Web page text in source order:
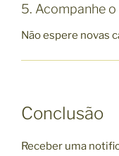
5. Acompanhe
Não espere novas
Conclusão
Receber uma